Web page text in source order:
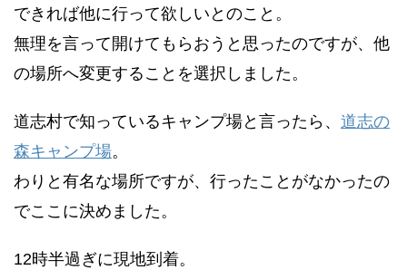
できれば他に行って欲しいとのこと。
無理を言って開けてもらおうと思ったのですが、他
の場所へ変更することを選択しました。
道志村で知っているキャンプ場と言ったら、 道志の
森キャンプ場。
わりと有名な場所ですが、行ったことがなかったの
でここに決めました。
12時半過ぎに現地到着。